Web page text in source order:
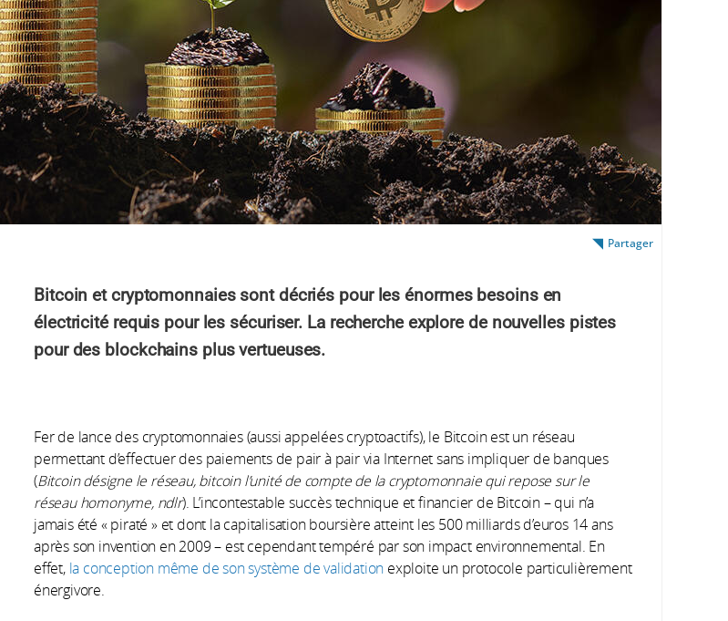
Partager
Bitcoin et cryptomonnaies sont décriés pour les énormes besoins en
électricité requis pour les sécuriser. La recherche explore de nouvelles pistes
pour des blockchains plus vertueuses.
Fer de lance des cryptomonnaies (aussi appelées cryptoactifs), le Bitcoin est un réseau
permettant d’effectuer des paiements de pair à pair via Internet sans impliquer de banques
(Bitcoin désigne le réseau, bitcoin l’unité de compte de la cryptomonnaie qui repose sur le
réseau homonyme, ndlr). L’incontestable succès technique et financier de Bitcoin – qui n’a
jamais été « piraté » et dont la capitalisation boursière atteint les 500 milliards d’euros 14 ans
après son invention en 2009 – est cependant tempéré par son impact environnemental. En
effet, la conception même de son système de validation exploite un protocole particulièrement
énergivore.